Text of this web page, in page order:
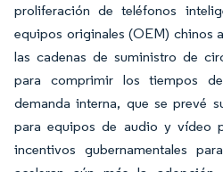
proliferación de teléfonos
equipos originales (OEM) chinos
las cadenas de suministro de
para comprimir los tiempos
demanda interna, que se prevé
para equipos de audio y vídeo
incentivos gubernamentales